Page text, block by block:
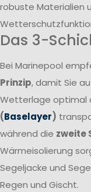
robuste Materialien
Das 3-
Bei Marinepool
Prinzip, damit Sie
Wetterlage optimal
(Baselayer)
während die zweite
Wärmeisolierung
Segeljacke und
Regen und Gischt.